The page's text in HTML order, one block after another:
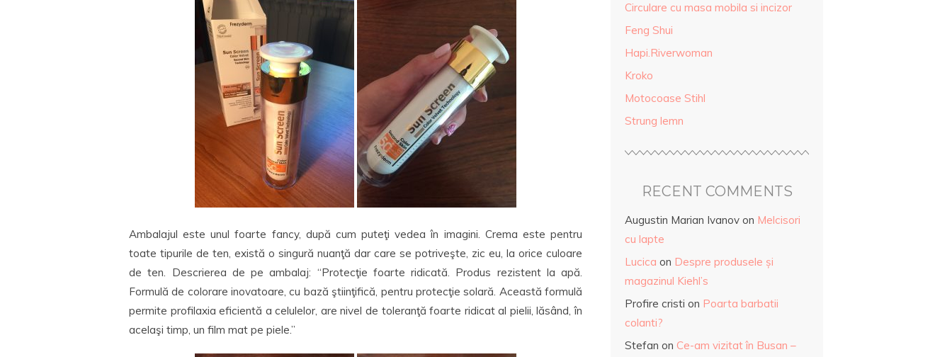
Ambalajul este unul foarte fancy, după cum puteţi vedea în imagini. Crema este pentru
toate tipurile de ten, există o singură nuanţă dar care se potriveşte, zic eu, la orice culoare
de ten. Descrierea de pe ambalaj: “Protecţie foarte ridicată. Produs rezistent la apă.
Formulă de colorare inovatoare, cu bază ştiinţifică, pentru protecţie solară. Această formulă
permite profilaxia eficientă a celulelor, are nivel de toleranţă foarte ridicat al pielii, lăsând, în
acelaşi timp, un film mat pe piele.”
Circulare cu masa mobila si incizor
Feng Shui
Hapi.Riverwoman
Kroko
Motocoase Stihl
Strung lemn
RECENT COMMENTS
Augustin Marian Ivanov on Melcisori
cu lapte
Lucica on Despre produsele și
magazinul Kiehl’s
Profire cristi on Poarta barbatii
colanti?
Stefan on Ce-am vizitat în Busan –